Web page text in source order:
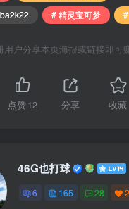
# 精灵宝可梦
用户分享本页海报或链接即可
点赞12 分享 收藏
46G也打球
6 165 28